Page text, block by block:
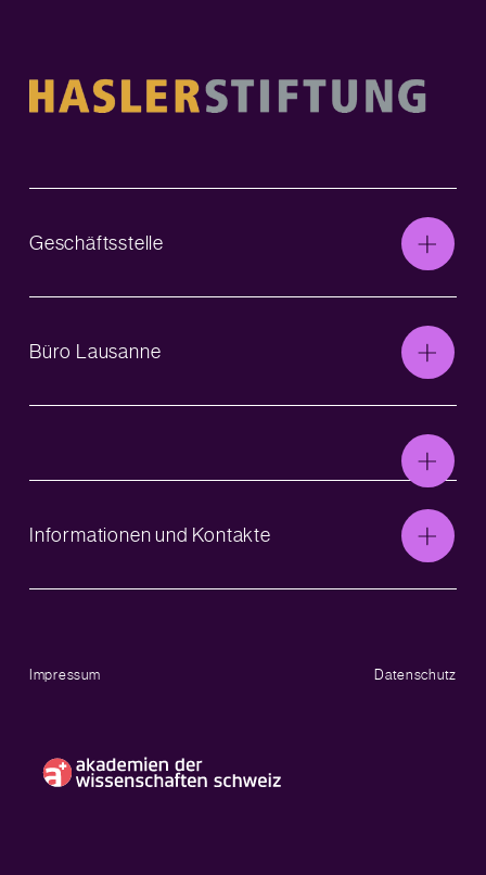
Geschäftsstelle
Büro Lausanne
Informationen und Kontakte
Impressum Datenschutz